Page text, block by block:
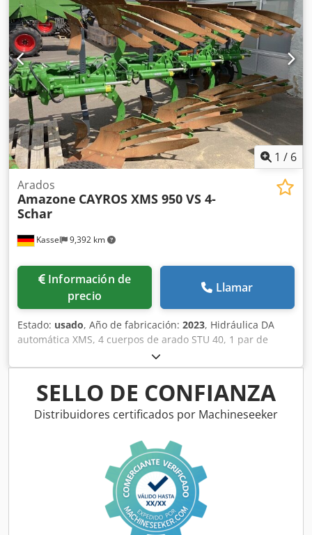
1 / 6
Kassel 9,392 km
Arados
Amazone CAYROS XMS 950 VS 4-
Schar
Información de
precio
Llamar
Estado: usado, Año de fabricación: 2023, Hidráulica DA
automática XMS, 4 cuerpos de arado STU 40, 1 par de
cuchillas 4x 430 HD, 1 par de protectores de desgaste, 1
par de 4 rejas delanteras M0 RH65-85, cuchilla de disco
DM 500 para desbloqueo hidráulico de piedras reforzado,
rueda de soporte oscilante DM680. Crodpfxetvf Rwj Ahtef
SELLO DE CONFIANZA
Distribuidores certificados por Machineseeker